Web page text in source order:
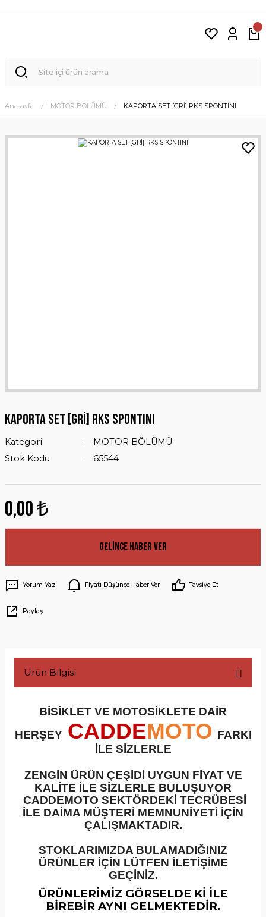
Anasayfa MOTOR BÖLÜMÜ KAPORTA SET [GRİ] RKS SPONTINI
KAPORTA SET [GRİ] RKS SPONTINI
Kategori
MOTOR BÖLÜMÜ
Stok Kodu
65544
0,00 ₺
Gelince Haber Ver
Yorum Yaz Fiyatı Düşünce Haber Ver Tavsiye Et
Paylaş
Ürün Bilgisi
BİSİKLET VE MOTOSİKLETE DAİR
HERŞEY CADDEMOTO FARKI
İLE SİZLERLE
ZENGİN ÜRÜN ÇEŞİDİ UYGUN FİYAT VE
KALİTE İLE SİZLERLE BULUŞUYOR
CADDEMOTO SEKTÖRDEKİ TECRÜBESİ
İLE DAİMA MÜŞTERİ MEMNUNİYETİ İÇİN
ÇALIŞMAKTADIR.
STOKLARIMIZDA BULAMADIĞINIZ
ÜRÜNLER İÇİN LÜTFEN İLETİŞİME
GEÇİNİZ.
ÜRÜNLERİMİZ GÖRSELDE Kİ İLE
BİREBİR AYNI GELMEKTEDİR.